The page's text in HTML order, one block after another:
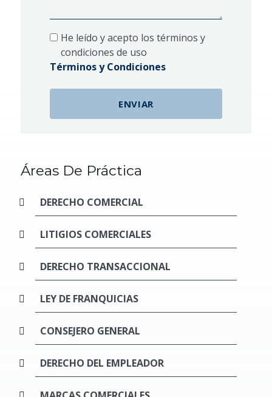
He leído y acepto los términos y
condiciones de uso
Términos y Condiciones
Áreas De Práctica
DERECHO COMERCIAL
LITIGIOS COMERCIALES
DERECHO TRANSACCIONAL
LEY DE FRANQUICIAS
CONSEJERO GENERAL
DERECHO DEL EMPLEADOR